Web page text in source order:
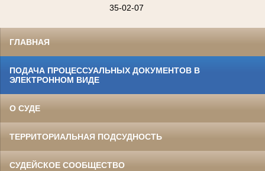
35-02-07
ГЛАВНАЯ
ПОДАЧА ПРОЦЕССУАЛЬНЫХ ДОКУМЕНТОВ В
ЭЛЕКТРОННОМ ВИДЕ
О СУДЕ
ТЕРРИТОРИАЛЬНАЯ ПОДСУДНОСТЬ
СУДЕЙСКОЕ СООБЩЕСТВО